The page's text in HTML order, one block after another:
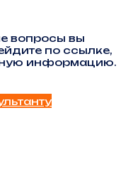
вопросы вы
по ссылке,
информацию.